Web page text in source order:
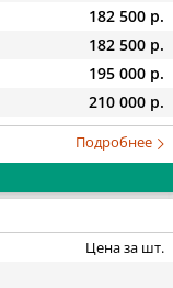
182 500 р.
182 500 р.
195 000 р.
210 000 р.
Подробнее
Цена за шт.